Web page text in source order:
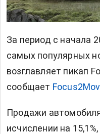
За период с начала
самых популярных
возглавляет пикап
сообщает
Продажи
исчислении на